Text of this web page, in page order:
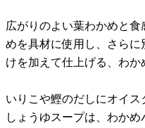
広がりのよい葉わかめと
めを具材に使用し、さら
けを加えて仕上げる、わか
いりこや鰹のだしにオイ
しょうゆスープは、わか